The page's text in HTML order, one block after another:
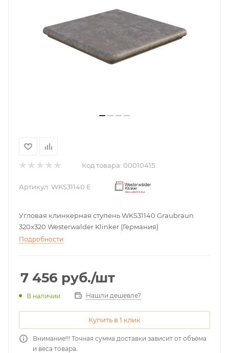
Код товара: 00010415
Артикул: WKS31140 E
Угловая клинкерная ступень WKS31140 Graubraun
320x320 Westerwalder Klinker (Германия)
Подробности
7 456 руб./шт
В наличии Нашли дешевле?
Купить в 1 клик
Внимание!!! Точная сумма доставки зависит от объёма
и веса товара.